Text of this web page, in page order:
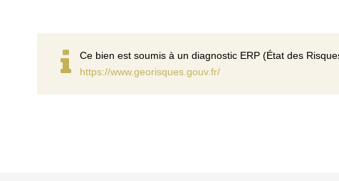
Ce bien est soumis à un diagnostic ERP (État des
https://www.georisques.gouv.fr/